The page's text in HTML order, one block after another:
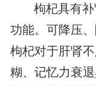
枸杞具有
功能。可降压
枸杞对于肝肾
糊、记忆力衰